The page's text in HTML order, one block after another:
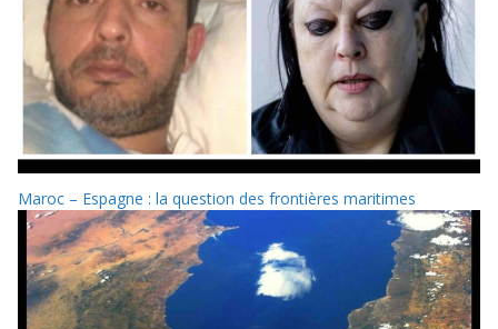
Maroc – Espagne : la question des frontières maritimes